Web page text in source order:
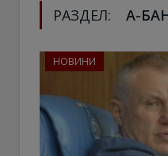
РАЗДЕЛ: А-
НОВИНИ